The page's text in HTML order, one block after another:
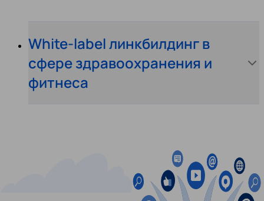
White-label линкбилдинг в
сфере здравоохранения и
фитнеса